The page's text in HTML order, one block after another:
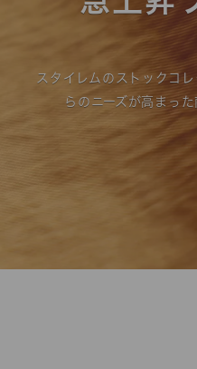
スタイレムのストックコ
らのニーズが高まっ